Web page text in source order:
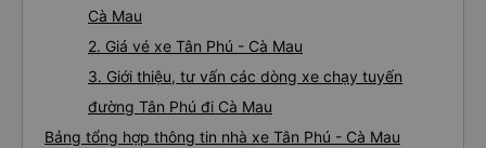
Cà Mau
2. Giá vé xe Tân Phú - Cà Mau
3. Giới thiệu, tư vấn các dòng xe chạy tuyến
đường Tân Phú đi Cà Mau
Bảng tổng hợp thông tin nhà xe Tân Phú - Cà Mau